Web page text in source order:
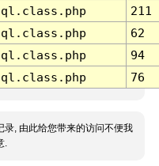
211
62
94
76
录, 由此给您带来的访问不便我
.